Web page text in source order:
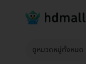
ดูหมวดหมู่ทั้งหมด